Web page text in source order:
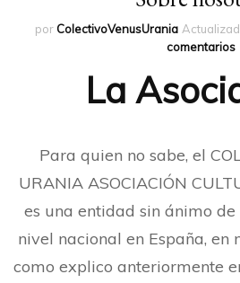
porColectivoVenusUrania
comentarios
La
Para quien no sabe, el
URANIA ASOCIACIÓN
es una entidad sin ánimo
nivel nacional en España, en
como explico anteriormente